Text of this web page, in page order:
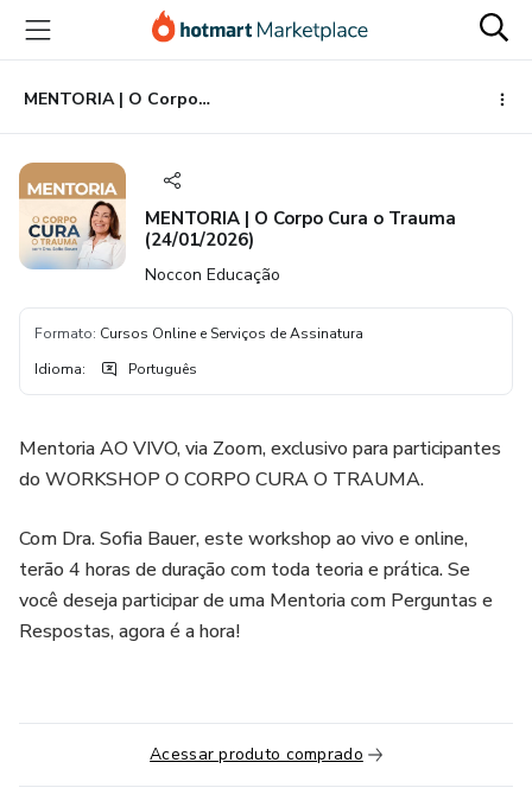
para
conteúdo
principal
para
pagamento
para
rodapé
MENTORIA | O Corpo Cura o Trauma (24/01/2026)
MENTORIA | O Corpo Cura o Trauma
(24/01/2026)
Noccon Educação
Formato: Cursos Online e Serviços de Assinatura
Idioma: Português
Mentoria AO VIVO, via Zoom, exclusivo para participantes
do WORKSHOP O CORPO CURA O TRAUMA.
Com Dra. Sofia Bauer, este workshop ao vivo e online,
terão 4 horas de duração com toda teoria e prática. Se
você deseja participar de uma Mentoria com Perguntas e
Respostas, agora é a hora!
Acessar produto comprado